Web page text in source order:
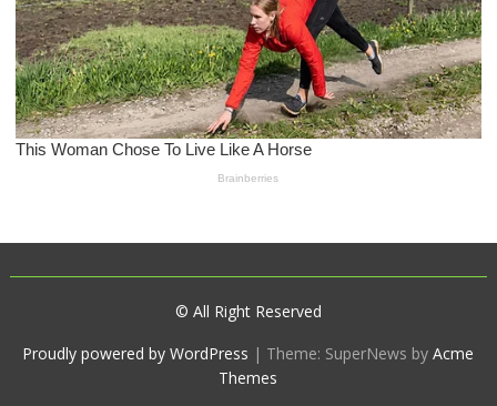
© All Right Reserved
Proudly powered by WordPress | Theme: SuperNews byAcme
Themes